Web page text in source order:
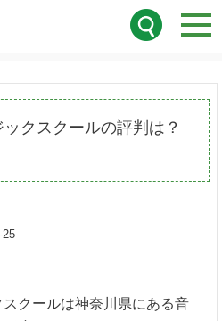
クスクールの評判は？
25
クールは神奈川県にある音